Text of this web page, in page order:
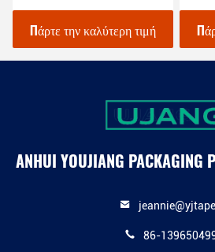
χρωματισμένου
ύφασματος για την
επένδυση χαλιών
Πάρτε την καλύτερη τιμή
ANHUI YOUJIANG PACKAGING
86-